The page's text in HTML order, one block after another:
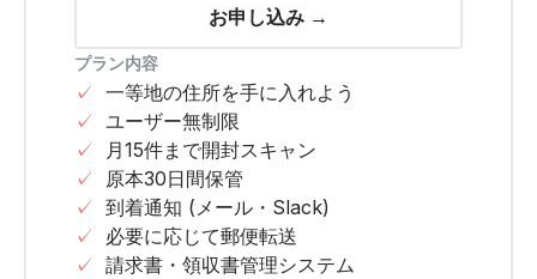
お申し込み →
プラン内容
✓ 一等地の住所を手に入れよう
✓ ユーザー無制限
✓
月15件まで開封スキャン
✓
原本30日間保管
✓ 到着通知 (メール・Slack)
✓
必要に応じて郵便転送
✓ 請求書・領収書管理システム